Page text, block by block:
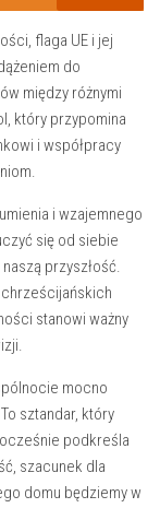
flaga UE i jej
do
między‌ różnymi
‍który przypomina
i współpracy
i wzajemnego⁢
się​ od siebie
przyszłość.
stanowi ważny
mocno
⁢sztandar, który
podkreśla
szacunek ⁢dla
domu ‍będziemy w